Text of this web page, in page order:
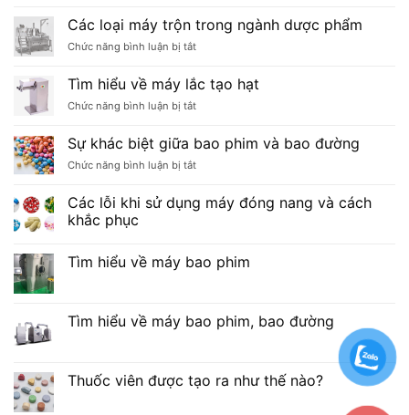
chiết
cô
chân
sử
dụng
máy
nang
công
Các loại máy trộn trong ngành dược phẩm
Chức năng bình luận bị tắtở
loại
máy
trộn
ngành
phẩm
Tìm hiểu về máy lắc tạo hạt
Chức năng bình luận bị tắtở
hiểu
về
máy
tạo
hạt
Sự khác biệt giữa bao phim và bao đường
Chức năng bình luận bị tắtở
biệt
phim
Các lỗi khi sử dụng máy đóng nang và cách
khắc phục
Tìm hiểu về máy bao phim
Tìm hiểu về máy bao phim, bao đường
Thuốc viên được tạo ra như thế nào?